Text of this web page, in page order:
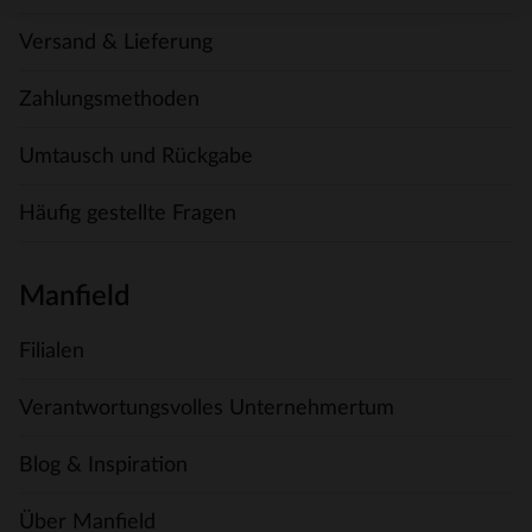
Versand & Lieferung
Zahlungsmethoden
Umtausch und Rückgabe
Häufig gestellte Fragen
Manfield
Filialen
Verantwortungsvolles Unternehmertum
Blog & Inspiration
Über Manfield